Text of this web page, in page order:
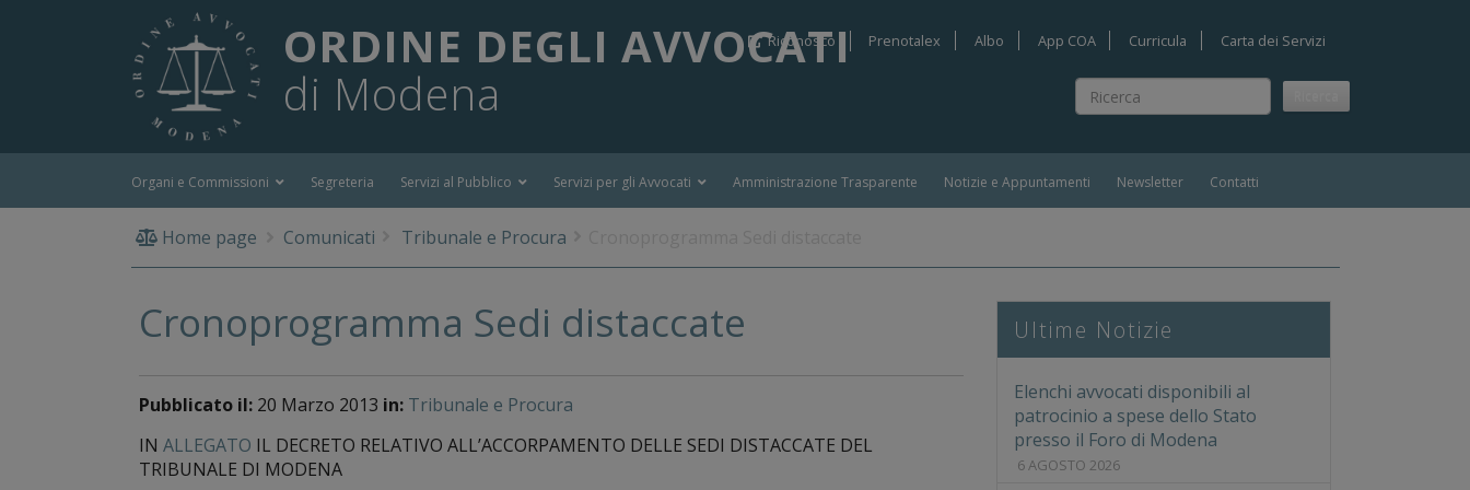
ORDINE DEGLI AVVOCATI
di Modena
Ricerca
Riconosco Prenotalex Albo App COA Curricula Carta dei Servizi
Organi e Commissioni Segreteria Servizi al Pubblico Servizi per gli Avvocati Amministrazione Trasparente Notizie e Appuntamenti Newsletter Contatti
Home page Comunicati Tribunale e Procura
Cronoprogramma Sedi distaccate
Pubblicato il: 20 Marzo 2013 in: Tribunale e Procura
IN ALLEGATO IL DECRETO RELATIVO ALL’ACCORPAMENTO DELLE SEDI DISTACCATE DEL
TRIBUNALE DI MODENA
Ultime Notizie
Elenchi avvocati disponibili al
patrocinio a spese dello Stato
presso il Foro di Modena
6 AGOSTO 2026